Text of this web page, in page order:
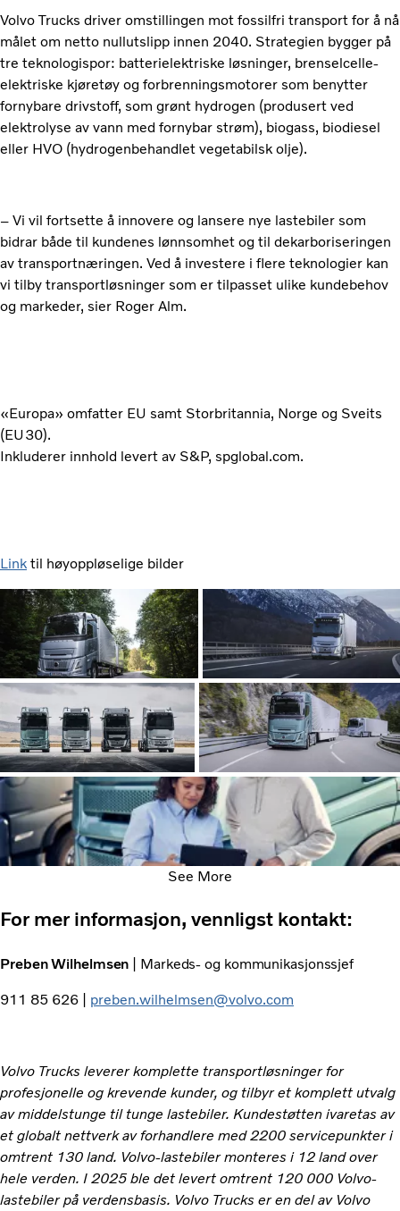
Volvo Trucks driver omstillingen mot fossilfri transport for å nå
målet om netto nullutslipp innen 2040. Strategien bygger på
tre teknologispor: batterielektriske løsninger, brenselcelle-
elektriske kjøretøy og forbrenningsmotorer som benytter
fornybare drivstoff, som grønt hydrogen (produsert ved
elektrolyse av vann med fornybar strøm), biogass, biodiesel
eller HVO (hydrogenbehandlet vegetabilsk olje).
– Vi vil fortsette å innovere og lansere nye lastebiler som
bidrar både til kundenes lønnsomhet og til dekarboriseringen
av transportnæringen. Ved å investere i flere teknologier kan
vi tilby transportløsninger som er tilpasset ulike kundebehov
og markeder, sier Roger Alm.
«Europa» omfatter EU samt Storbritannia, Norge og Sveits
(EU30).
Inkluderer innhold levert av S&P, spglobal.com.
Link til høyoppløselige bilder
See More
For mer informasjon, vennligst kontakt:
Preben Wilhelmsen | Markeds- og kommunikasjonssjef
911 85 626 | preben.wilhelmsen@volvo.com
Volvo Trucks leverer komplette transportløsninger for
profesjonelle og krevende kunder, og tilbyr et komplett utvalg
av middelstunge til tunge lastebiler. Kundestøtten ivaretas av
et globalt nettverk av forhandlere med 2200 servicepunkter i
omtrent 130 land. Volvo-lastebiler monteres i 12 land over
hele verden. I 2025 ble det levert omtrent 120 000 Volvo-
lastebiler på verdensbasis. Volvo Trucks er en del av Volvo